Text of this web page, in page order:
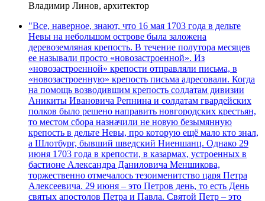
Владимир Линов, архитектор
"Все, наверное, знают, что 16 мая 1703 года в дельте
Невы на небольшом острове была заложена
деревоземляная крепость. В течение полутора месяцев
ее называли просто «новозастроенной». Из
«новозастроенной» крепости отправляли письма, в
«новозастроенную» крепость письма адресовали. Когда
на помощь возводившим крепость солдатам дивизии
Аникиты Ивановича Репнина и солдатам гвардейских
полков было решено направить новгородских крестьян,
то местом сбора назначили не новую безымянную
крепость в дельте Невы, про которую ещё мало кто знал,
а Шлотбург, бывший шведский Ниеншанц. Однако 29
июня 1703 года в крепости, в казармах, устроенных в
бастионе Александра Даниловича Меншикова,
торжественно отмечалось тезоименитство царя Петра
Алексеевича. 29 июня – это Петров день, то есть День
святых апостолов Петра и Павла. Святой Петр – это